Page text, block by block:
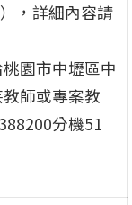
），詳細內容請
園市中壢區中
師或專案教
分機51